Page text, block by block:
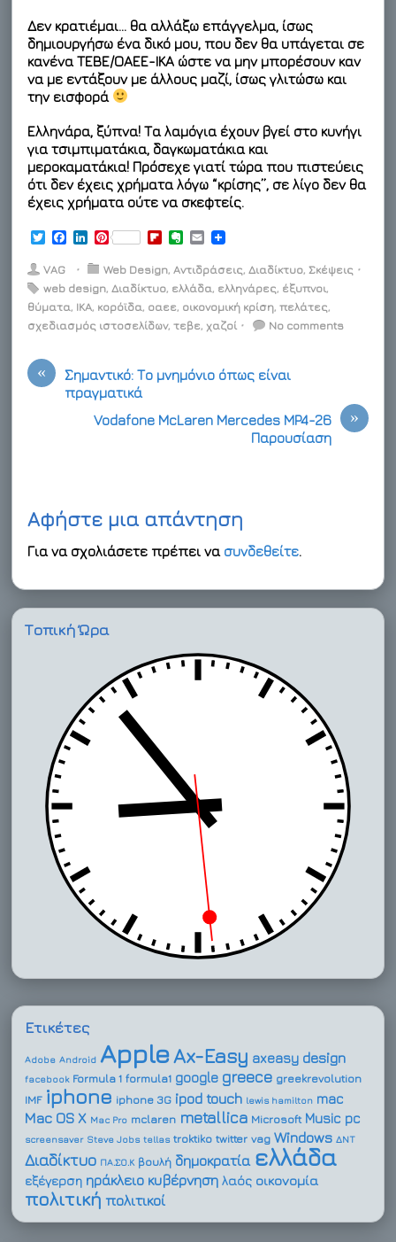
Δεν κρατιέμαι… θα αλλάξω επάγγελμα, ίσως
δημιουργήσω ένα δικό μου, που δεν θα υπάγεται σε
κανένα ΤΕΒΕ/ΟΑΕΕ-IKA ώστε να μην μπορέσουν καν
να με εντάξουν με άλλους μαζί, ίσως γλιτώσω και
την εισφορά
Ελληνάρα, ξύπνα! Τα λαμόγια έχουν βγεί στο κυνήγι
για τσιμπιματάκια, δαγκωματάκια και
μεροκαματάκια! Πρόσεχε γιατί τώρα που πιστεύεις
ότι δεν έχεις χρήματα λόγω “κρίσης”, σε λίγο δεν θα
έχεις χρήματα ούτε να σκεφτείς.
i
t
e
r
e
b
o
o
n
e
d
I
P
n
e
r
e
i
b
o
a
e
n
o
t
e
E
a
i
l
VAG ⋅ Web Design,Αντιδράσεις,Διαδίκτυο,Σκέψεις ⋅
web design,Διαδίκτυο, ελλάδα, ελληνάρες, έξυπνοι,
θύματα, ΙΚΑ, κορόϊδα, οαεε, οικονομική κρίση,πελάτες,
σχεδιασμός ιστοσελίδων,τεβε, χαζοί ⋅ No comments
«
Σημαντικό: Το μνημόνιο όπως είναι
πραγματικά
»
Vodafone McLaren Mercedes MP4-26
Παρουσίαση
Αφήστε μια απάντηση
Για να σχολιάσετε πρέπει να συνδεθείτε.
Τοπική Ώρα
Ετικέτες
Adobe Android AppleAx-Easy axeasy design
facebook Formula 1 formula1 google greece greekrevolution
IMF iphone iphone 3G ipod touch lewis hamilton mac
Mac OS X Mac Pro mclaren metallica Microsoft Music pc
screensaver Steve Jobs tellas troktiko twitter vag Windows ΔΝΤ
Διαδίκτυο ΠΑ.ΣΟ.Κ βουλή δημοκρατία ελλάδα
εξέγερση ηράκλειο κυβέρνηση λαός οικονομία
πολιτική πολιτικοί